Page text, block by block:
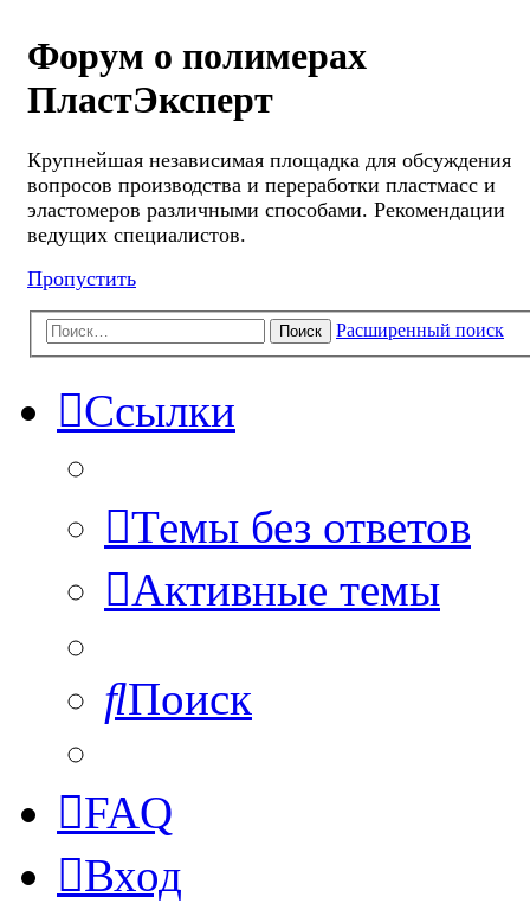
Форум о полимерах
ПластЭксперт
Крупнейшая независимая площадка для обсуждения
вопросов производства и переработки пластмасс и
эластомеров различными способами. Рекомендации
ведущих специалистов.
Пропустить
Поиск Расширенный поиск
Ссылки
Темы без ответов
Активные темы
Поиск
FAQ
Вход